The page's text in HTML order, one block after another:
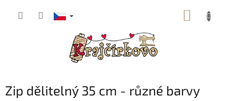
Zip dělitelný 35 cm - různé barvy